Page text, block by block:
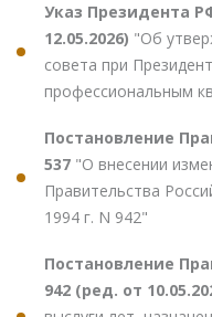
Указ Президента
12.05.2026) "Об
совета при
профессиональным
Постановление
537 "О внесении
Правительства
1994 г. N 942"
Постановление
942 (ред. от